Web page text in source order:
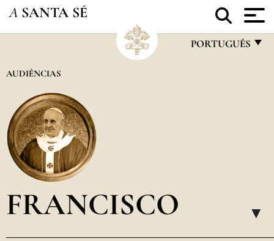
A SANTA SÉ
PORTUGUÊS
العربيّة
AUDIÊNCIAS
FRANCISCO ▸